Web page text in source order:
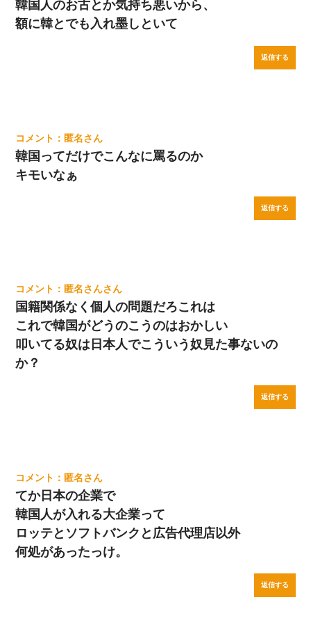
韓国人のお古とか気持ち悪いから、
額に韓とでも入れ墨しといて
返信する
匿名
韓国ってだけでこんなに罵るのか
キモいなぁ
返信する
匿名さん
国籍関係なく個人の問題だろこれは
これで韓国がどうのこうのはおかしい
叩いてる奴は日本人でこういう奴見た事ないの
か？
返信する
匿名
てか日本の企業で
韓国人が入れる大企業って
ロッテとソフトバンクと広告代理店以外
何処があったっけ。
返信する